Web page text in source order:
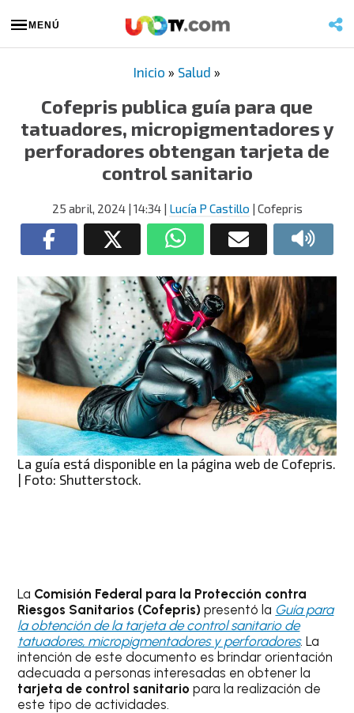
MENÚ
Inicio » Salud »
Cofepris publica guía para que
tatuadores, micropigmentadores y
perforadores obtengan tarjeta de
control sanitario
25 abril, 2024| 14:34| Lucía P Castillo | Cofepris
La guía está disponible en la página web de Cofepris.
| Foto: Shutterstock.
La Comisión Federal para la Protección contra
Riesgos Sanitarios (Cofepris)presentó la Guía para
la obtención de la tarjeta de control sanitario de
tatuadores, micropigmentadores y perforadores. La
intención de este documento es brindar orientación
adecuada a personas interesadas en obtener la
tarjeta de control sanitariopara la realización de
este tipo de actividades.